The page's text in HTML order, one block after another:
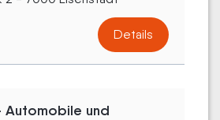
Details
Automobile und